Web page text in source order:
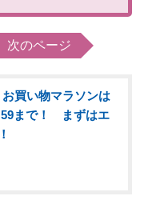
次のページ
お買い物マラソンは
まで！ まずはエ